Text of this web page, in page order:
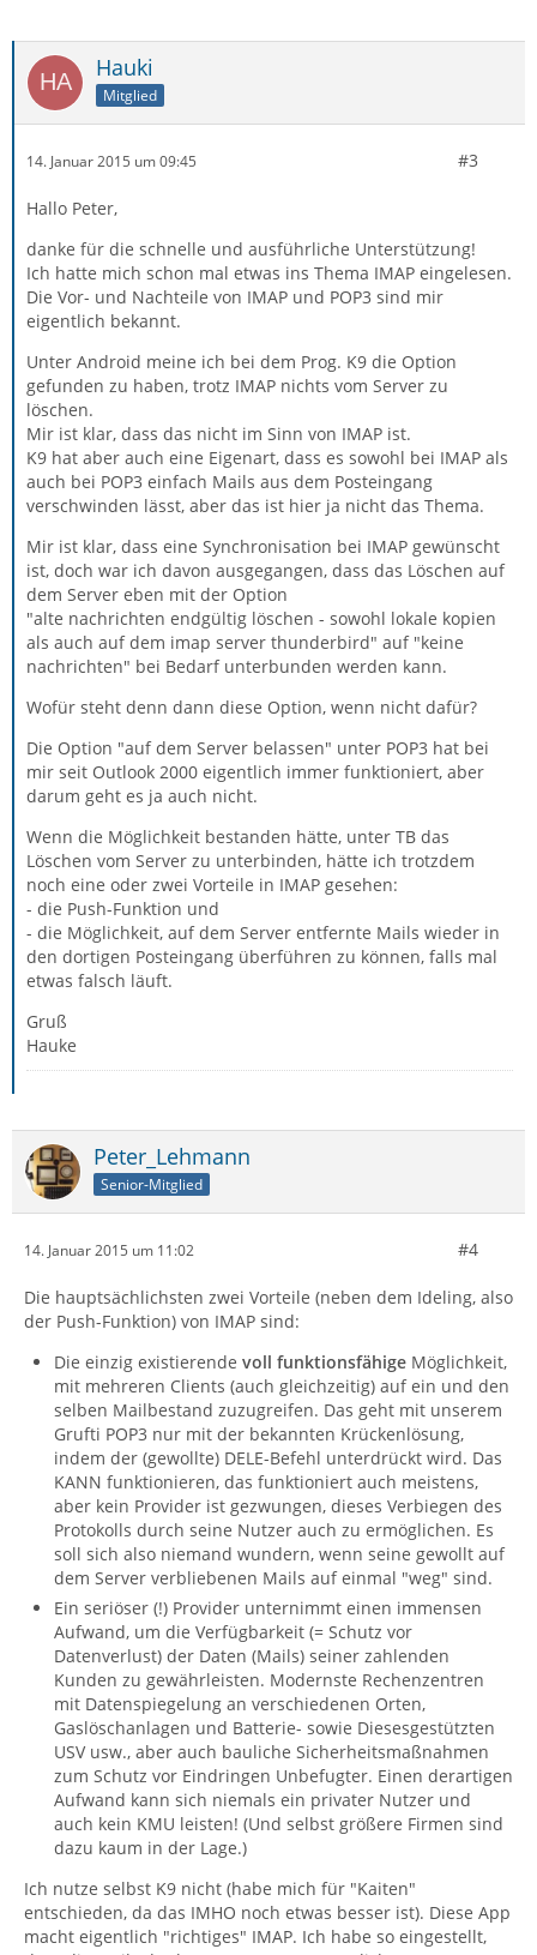
Hauki
Mitglied
14. Januar 2015 um 09:45 #3
Hallo Peter,
danke für die schnelle und ausführliche Unterstützung!
Ich hatte mich schon mal etwas ins Thema IMAP eingelesen.
Die Vor- und Nachteile von IMAP und POP3 sind mir
eigentlich bekannt.
Unter Android meine ich bei dem Prog. K9 die Option
gefunden zu haben, trotz IMAP nichts vom Server zu
löschen.
Mir ist klar, dass das nicht im Sinn von IMAP ist.
K9 hat aber auch eine Eigenart, dass es sowohl bei IMAP als
auch bei POP3 einfach Mails aus dem Posteingang
verschwinden lässt, aber das ist hier ja nicht das Thema.
Mir ist klar, dass eine Synchronisation bei IMAP gewünscht
ist, doch war ich davon ausgegangen, dass das Löschen auf
dem Server eben mit der Option
"alte nachrichten endgültig löschen - sowohl lokale kopien
als auch auf dem imap server thunderbird" auf "keine
nachrichten" bei Bedarf unterbunden werden kann.
Wofür steht denn dann diese Option, wenn nicht dafür?
Die Option "auf dem Server belassen" unter POP3 hat bei
mir seit Outlook 2000 eigentlich immer funktioniert, aber
darum geht es ja auch nicht.
Wenn die Möglichkeit bestanden hätte, unter TB das
Löschen vom Server zu unterbinden, hätte ich trotzdem
noch eine oder zwei Vorteile in IMAP gesehen:
- die Push-Funktion und
- die Möglichkeit, auf dem Server entfernte Mails wieder in
den dortigen Posteingang überführen zu können, falls mal
etwas falsch läuft.
Gruß
Hauke
Peter_Lehmann
Senior-Mitglied
14. Januar 2015 um 11:02 #4
Die hauptsächlichsten zwei Vorteile (neben dem Ideling, also
der Push-Funktion) von IMAP sind:
Die einzig existierende voll funktionsfähige Möglichkeit,
mit mehreren Clients (auch gleichzeitig) auf ein und den
selben Mailbestand zuzugreifen. Das geht mit unserem
Grufti POP3 nur mit der bekannten Krückenlösung,
indem der (gewollte) DELE-Befehl unterdrückt wird. Das
KANN funktionieren, das funktioniert auch meistens,
aber kein Provider ist gezwungen, dieses Verbiegen des
Protokolls durch seine Nutzer auch zu ermöglichen. Es
soll sich also niemand wundern, wenn seine gewollt auf
dem Server verbliebenen Mails auf einmal "weg" sind.
Ein seriöser (!) Provider unternimmt einen immensen
Aufwand, um die Verfügbarkeit (= Schutz vor
Datenverlust) der Daten (Mails) seiner zahlenden
Kunden zu gewährleisten. Modernste Rechenzentren
mit Datenspiegelung an verschiedenen Orten,
Gaslöschanlagen und Batterie- sowie Diesesgestützten
USV usw., aber auch bauliche Sicherheitsmaßnahmen
zum Schutz vor Eindringen Unbefugter. Einen derartigen
Aufwand kann sich niemals ein privater Nutzer und
auch kein KMU leisten! (Und selbst größere Firmen sind
dazu kaum in der Lage.)
Ich nutze selbst K9 nicht (habe mich für "Kaiten"
entschieden, da das IMHO noch etwas besser ist). Diese App
macht eigentlich "richtiges" IMAP. Ich habe so eingestellt,